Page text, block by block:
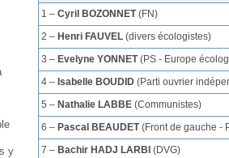
y
1 –Cyril BOZONNET(FN)
2 – Henri FAUVEL (divers écologistes)
3 – Evelyne YONNET(PS - Europe
4 – Isabelle BOUDID (Parti ouvrier
5 – Nathalie LABBE (Communistes)
6 – Pascal BEAUDET(Front de gauche -
7 – Bachir HADJ LARBI (DVG)